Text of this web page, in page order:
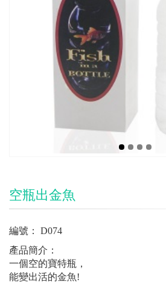
空瓶出金魚
編號：
D074
產品簡介：
一個空的寶特瓶，
能變出活的金魚!